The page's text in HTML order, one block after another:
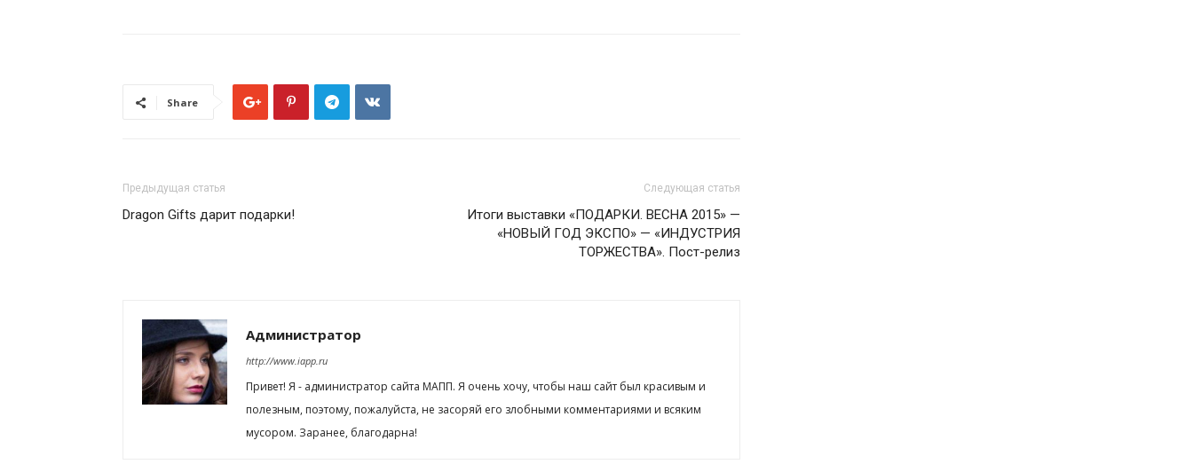
Share
Предыдущая статья
Dragon Gifts дарит подарки!
Следующая статья
Итоги выставки «ПОДАРКИ. ВЕСНА 2015» —
«НОВЫЙ ГОД ЭКСПО» — «ИНДУСТРИЯ
ТОРЖЕСТВА». Пост-релиз
Администратор
http://www.iapp.ru
Привет! Я - администратор сайта МАПП. Я очень хочу, чтобы наш сайт был красивым и
полезным, поэтому, пожалуйста, не засоряй его злобными комментариями и всяким
мусором. Заранее, благодарна!